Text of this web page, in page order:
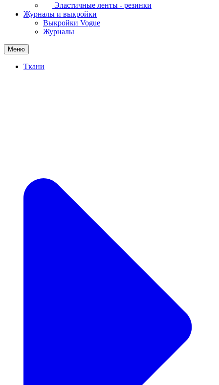
Эластичные ленты - резинки
Журналы и выкройки
Выкройки Vogue
Журналы
Меню
Ткани